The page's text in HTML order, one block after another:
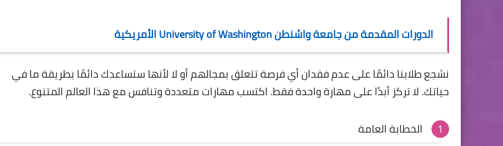
الدورات المقدمة من جامعة واشنطن University of Washington الأمريكية
نشجع طلابنا دائمًا على عدم فقدان أي فرصة تتعلق بمجالهم أو لا لأنها ستساعدك دائمًا بطريقة ما في
حياتك.لا تركز أبدًا على مهارة واحدة فقط. اكتسب مهارات متعددة وتنافس مع هذا العالم المتنوع.
الخطابة العامة